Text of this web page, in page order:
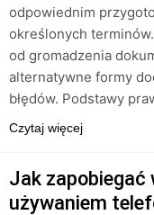
odpowiednim
określonych
od gromadzenia
alternatywne formy
błędów. Podstawy
Czytaj więcej
Jak zapobiegać
używaniem